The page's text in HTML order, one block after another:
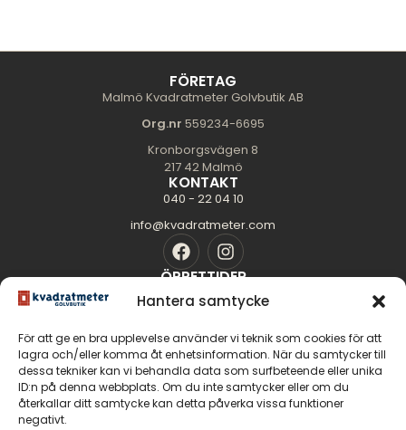
Hantera samtycke
För att ge en bra upplevelse använder vi teknik som cookies för att
lagra och/eller komma åt enhetsinformation. När du samtycker till
dessa tekniker kan vi behandla data som surfbeteende eller unika
ID:n på denna webbplats. Om du inte samtycker eller om du
återkallar ditt samtycke kan detta påverka vissa funktioner
negativt.
FÖRETAG
Malmö Kvadratmeter Golvbutik AB
Org.nr 559234-6695
Kronborgsvägen 8
217 42 Malmö
KONTAKT
040 - 22 04 10
info@kvadratmeter.com
ÖPPETTIDER
Mån-Tors: 10.00 - 18.00
Lördag: 11.00 - 14.00
Söndag: Stängt
SIDOR
Golvguiden